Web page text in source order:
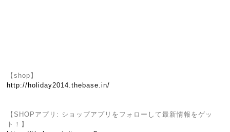
【shop】
http://holiday2014.thebase.in/
【SHOPアプリ: ショップアプリをフォローして最新情報をゲッ
ト！】